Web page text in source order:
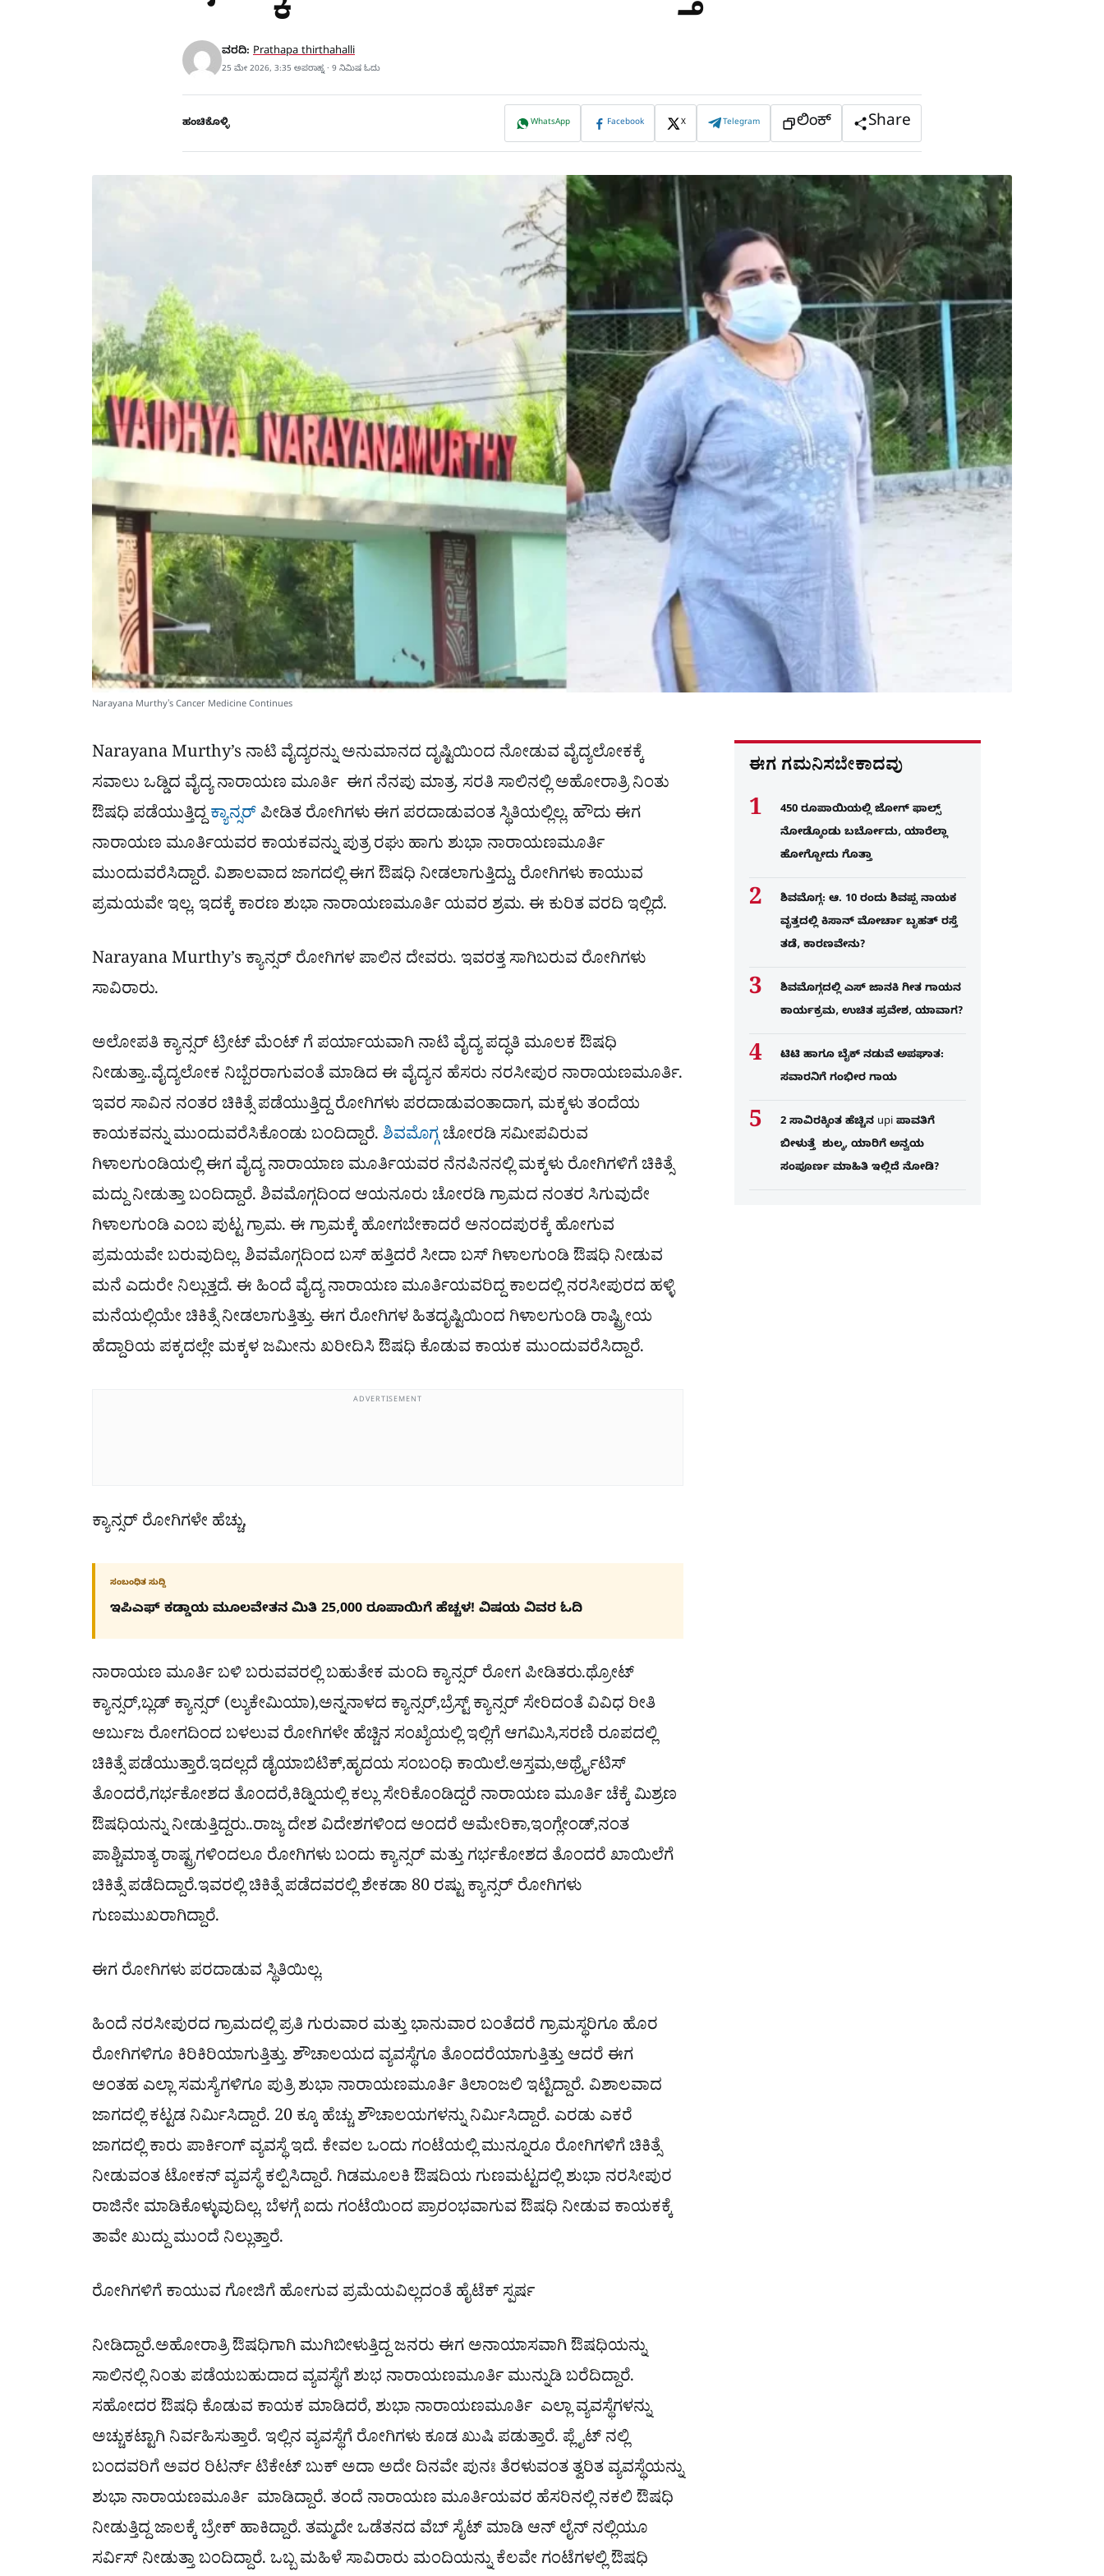
ವರದಿ: Prathapa thirthahalli
25 ಮೇ 2026, 3:35 ಅಪರಾಹ್ನ · 9 ನಿಮಿಷ ಓದು
ಹಂಚಿಕೊಳ್ಳಿ WhatsApp Facebook X Telegram ಲಿಂಕ್ Share
Narayana Murthy's Cancer Medicine Continues
Narayana Murthy’s ನಾಟಿ ವೈದ್ಯರನ್ನು ಅನುಮಾನದ ದೃಷ್ಟಿಯಿಂದ ನೋಡುವ ವೈದ್ಯಲೋಕಕ್ಕೆ
ಸವಾಲು ಒಡ್ಡಿದ ವೈದ್ಯ ನಾರಾಯಣ ಮೂರ್ತಿ ಈಗ ನೆನಪು ಮಾತ್ರ. ಸರತಿ ಸಾಲಿನಲ್ಲಿ ಅಹೋರಾತ್ರಿ ನಿಂತು
ಔಷಧಿ ಪಡೆಯುತ್ತಿದ್ದಕ್ಯಾನ್ಸರ್ಪೀಡಿತ ರೋಗಿಗಳು ಈಗ ಪರದಾಡುವಂತ ಸ್ಥಿತಿಯಲ್ಲಿಲ್ಲ. ಹೌದು ಈಗ
ನಾರಾಯಣ ಮೂರ್ತಿಯವರ ಕಾಯಕವನ್ನು ಪುತ್ರ ರಘು ಹಾಗು ಶುಭಾ ನಾರಾಯಣಮೂರ್ತಿ
ಮುಂದುವರೆಸಿದ್ದಾರೆ. ವಿಶಾಲವಾದ ಜಾಗದಲ್ಲಿ ಈಗ ಔಷಧಿ ನೀಡಲಾಗುತ್ತಿದ್ದು, ರೋಗಿಗಳು ಕಾಯುವ
ಪ್ರಮಯವೇ ಇಲ್ಲ. ಇದಕ್ಕೆ ಕಾರಣ ಶುಭಾ ನಾರಾಯಣಮೂರ್ತಿ ಯವರ ಶ್ರಮ. ಈ ಕುರಿತ ವರದಿ ಇಲ್ಲಿದೆ.
Narayana Murthy’s ಕ್ಯಾನ್ಸರ್ ರೋಗಿಗಳ ಪಾಲಿನ ದೇವರು. ಇವರತ್ತ ಸಾಗಿಬರುವ ರೋಗಿಗಳು
ಸಾವಿರಾರು.
ಅಲೋಪತಿ ಕ್ಯಾನ್ಸರ್ ಟ್ರೀಟ್ ಮೆಂಟ್ ಗೆ ಪರ್ಯಾಯವಾಗಿ ನಾಟಿ ವೈದ್ಯ ಪದ್ಧತಿ ಮೂಲಕ ಔಷಧಿ
ನೀಡುತ್ತಾ..ವೈದ್ಯಲೋಕ ನಿಬ್ಬೆರರಾಗುವಂತೆ ಮಾಡಿದ ಈ ವೈದ್ಯನ ಹೆಸರು ನರಸೀಪುರ ನಾರಾಯಣಮೂರ್ತಿ.
ಇವರ ಸಾವಿನ ನಂತರ ಚಿಕಿತ್ಸೆ ಪಡೆಯುತ್ತಿದ್ದ ರೋಗಿಗಳು ಪರದಾಡುವಂತಾದಾಗ, ಮಕ್ಕಳು ತಂದೆಯ
ಕಾಯಕವನ್ನು ಮುಂದುವರೆಸಿಕೊಂಡು ಬಂದಿದ್ದಾರೆ. ಶಿವಮೊಗ್ಗಚೋರಡಿ ಸಮೀಪವಿರುವ
ಗಿಳಾಲಗುಂಡಿಯಲ್ಲಿ ಈಗ ವೈದ್ಯ ನಾರಾಯಾಣ ಮೂರ್ತಿಯವರ ನೆನಪಿನನಲ್ಲಿ ಮಕ್ಕಳು ರೋಗಿಗಳಿಗೆ ಚಿಕಿತ್ಸೆ
ಮದ್ದು ನೀಡುತ್ತಾ ಬಂದಿದ್ದಾರೆ. ಶಿವಮೊಗ್ಗದಿಂದ ಆಯನೂರು ಚೋರಡಿ ಗ್ರಾಮದ ನಂತರ ಸಿಗುವುದೇ
ಗಿಳಾಲಗುಂಡಿ ಎಂಬ ಪುಟ್ಟ ಗ್ರಾಮ. ಈ ಗ್ರಾಮಕ್ಕೆ ಹೋಗಬೇಕಾದರೆ ಅನಂದಪುರಕ್ಕೆ ಹೋಗುವ
ಪ್ರಮಯವೇ ಬರುವುದಿಲ್ಲ. ಶಿವಮೊಗ್ಗದಿಂದ ಬಸ್ ಹತ್ತಿದರೆ ಸೀದಾ ಬಸ್ ಗಿಳಾಲಗುಂಡಿ ಔಷಧಿ ನೀಡುವ
ಮನೆ ಎದುರೇ ನಿಲ್ಲುತ್ತದೆ. ಈ ಹಿಂದೆ ವೈದ್ಯ ನಾರಾಯಣ ಮೂರ್ತಿಯವರಿದ್ದ ಕಾಲದಲ್ಲಿ ನರಸೀಪುರದ ಹಳ್ಳಿ
ಮನೆಯಲ್ಲಿಯೇ ಚಿಕಿತ್ಸೆ ನೀಡಲಾಗುತ್ತಿತ್ತು. ಈಗ ರೋಗಿಗಳ ಹಿತದೃಷ್ಟಿಯಿಂದ ಗಿಳಾಲಗುಂಡಿ ರಾಷ್ಟ್ರೀಯ
ಹೆದ್ದಾರಿಯ ಪಕ್ಕದಲ್ಲೇ ಮಕ್ಕಳ ಜಮೀನು ಖರೀದಿಸಿ ಔಷಧಿ ಕೊಡುವ ಕಾಯಕ ಮುಂದುವರೆಸಿದ್ದಾರೆ.
ADVERTISEMENT
ಕ್ಯಾನ್ಸರ್ ರೋಗಿಗಳೇ ಹೆಚ್ಚು,
ಸಂಬಂಧಿತ ಸುದ್ದಿ
ಇಪಿಎಫ್ ಕಡ್ಡಾಯ ಮೂಲವೇತನ ಮಿತಿ 25,000 ರೂಪಾಯಿಗೆ ಹೆಚ್ಚಳ! ವಿಷಯ ವಿವರ ಓದಿ
ನಾರಾಯಣ ಮೂರ್ತಿ ಬಳಿ ಬರುವವರಲ್ಲಿ ಬಹುತೇಕ ಮಂದಿ ಕ್ಯಾನ್ಸರ್ ರೋಗ ಪೀಡಿತರು.ಥ್ರೋಟ್
ಕ್ಯಾನ್ಸರ್,ಬ್ಲಡ್ ಕ್ಯಾನ್ಸರ್ (ಲ್ಯುಕೇಮಿಯಾ),ಅನ್ನನಾಳದ ಕ್ಯಾನ್ಸರ್,ಬ್ರೆಸ್ಟ್ ಕ್ಯಾನ್ಸರ್ ಸೇರಿದಂತೆ ವಿವಿಧ ರೀತಿ
ಅರ್ಬುಜ ರೋಗದಿಂದ ಬಳಲುವ ರೋಗಿಗಳೇ ಹೆಚ್ಚಿನ ಸಂಖ್ಯೆಯಲ್ಲಿ ಇಲ್ಲಿಗೆ ಆಗಮಿಸಿ,ಸರಣಿ ರೂಪದಲ್ಲಿ
ಚಿಕಿತ್ಸೆ ಪಡೆಯುತ್ತಾರೆ.ಇದಲ್ಲದೆ ಡೈಯಾಬಿಟಿಕ್,ಹೃದಯ ಸಂಬಂಧಿ ಕಾಯಿಲೆ.ಅಸ್ತಮ,ಅರ್ಥ್ರೈಟಿಸ್
ತೊಂದರೆ,ಗರ್ಭಕೋಶದ ತೊಂದರೆ,ಕಿಡ್ನಿಯಲ್ಲಿ ಕಲ್ಲು ಸೇರಿಕೊಂಡಿದ್ದರೆ ನಾರಾಯಣ ಮೂರ್ತಿ ಚೆಕ್ಕೆ ಮಿಶ್ರಣ
ಔಷಧಿಯನ್ನು ನೀಡುತ್ತಿದ್ದರು..ರಾಜ್ಯ ದೇಶ ವಿದೇಶಗಳಿಂದ ಅಂದರೆ ಅಮೇರಿಕಾ,ಇಂಗ್ಲೇಂಡ್,ನಂತ
ಪಾಶ್ಚಿಮಾತ್ಯ ರಾಷ್ಟ್ರಗಳಿಂದಲೂ ರೋಗಿಗಳು ಬಂದು ಕ್ಯಾನ್ಸರ್ ಮತ್ತು ಗರ್ಭಕೋಶದ ತೊಂದರೆ ಖಾಯಿಲೆಗೆ
ಚಿಕಿತ್ಸೆ ಪಡೆದಿದ್ದಾರೆ.ಇವರಲ್ಲಿ ಚಿಕಿತ್ಸೆ ಪಡೆದವರಲ್ಲಿ ಶೇಕಡಾ 80 ರಷ್ಟು ಕ್ಯಾನ್ಸರ್ ರೋಗಿಗಳು
ಗುಣಮುಖರಾಗಿದ್ದಾರೆ.
ಈಗ ರೋಗಿಗಳು ಪರದಾಡುವ ಸ್ಥಿತಿಯಿಲ್ಲ.
ಹಿಂದೆ ನರಸೀಪುರದ ಗ್ರಾಮದಲ್ಲಿ ಪ್ರತಿ ಗುರುವಾರ ಮತ್ತು ಭಾನುವಾರ ಬಂತೆದರೆ ಗ್ರಾಮಸ್ಥರಿಗೂ ಹೊರ
ರೋಗಿಗಳಿಗೂ ಕಿರಿಕಿರಿಯಾಗುತ್ತಿತ್ತು. ಶೌಚಾಲಯದ ವ್ಯವಸ್ಥೆಗೂ ತೊಂದರೆಯಾಗುತ್ತಿತ್ತು ಆದರೆ ಈಗ
ಅಂತಹ ಎಲ್ಲಾ ಸಮಸ್ಯೆಗಳಿಗೂ ಪುತ್ರಿ ಶುಭಾ ನಾರಾಯಣಮೂರ್ತಿ ತಿಲಾಂಜಲಿ ಇಟ್ಟಿದ್ದಾರೆ. ವಿಶಾಲವಾದ
ಜಾಗದಲ್ಲಿ ಕಟ್ಟಡ ನಿರ್ಮಿಸಿದ್ದಾರೆ. 20 ಕ್ಕೂ ಹೆಚ್ಚು ಶೌಚಾಲಯಗಳನ್ನು ನಿರ್ಮಿಸಿದ್ದಾರೆ. ಎರಡು ಎಕರೆ
ಜಾಗದಲ್ಲಿ ಕಾರು ಪಾರ್ಕಿಂಗ್ ವ್ಯವಸ್ಥೆ ಇದೆ. ಕೇವಲ ಒಂದು ಗಂಟೆಯಲ್ಲಿ ಮುನ್ನೂರೂ ರೋಗಿಗಳಿಗೆ ಚಿಕಿತ್ಸೆ
ನೀಡುವಂತ ಟೋಕನ್ ವ್ಯವಸ್ಥೆ ಕಲ್ಪಿಸಿದ್ದಾರೆ. ಗಿಡಮೂಲಕಿ ಔಷದಿಯ ಗುಣಮಟ್ಟದಲ್ಲಿ ಶುಭಾ ನರಸೀಪುರ
ರಾಜಿನೇ ಮಾಡಿಕೊಳ್ಳುವುದಿಲ್ಲ. ಬೆಳಗ್ಗೆ ಐದು ಗಂಟೆಯಿಂದ ಪ್ರಾರಂಭವಾಗುವ ಔಷಧಿ ನೀಡುವ ಕಾಯಕಕ್ಕೆ
ತಾವೇ ಖುದ್ದು ಮುಂದೆ ನಿಲ್ಲುತ್ತಾರೆ.
ರೋಗಿಗಳಿಗೆ ಕಾಯುವ ಗೋಜಿಗೆ ಹೋಗುವ ಪ್ರಮೆಯವಿಲ್ಲದಂತೆ ಹೈಟೆಕ್ ಸ್ಪರ್ಷ
ನೀಡಿದ್ದಾರೆ.ಅಹೋರಾತ್ರಿ ಔಷಧಿಗಾಗಿ ಮುಗಿಬೀಳುತ್ತಿದ್ದ ಜನರು ಈಗ ಅನಾಯಾಸವಾಗಿ ಔಷಧಿಯನ್ನು
ಸಾಲಿನಲ್ಲಿ ನಿಂತು ಪಡೆಯಬಹುದಾದ ವ್ಯವಸ್ಥೆಗೆ ಶುಭ ನಾರಾಯಣಮೂರ್ತಿ ಮುನ್ನುಡಿ ಬರೆದಿದ್ದಾರೆ.
ಸಹೋದರ ಔಷಧಿ ಕೊಡುವ ಕಾಯಕ ಮಾಡಿದರೆ, ಶುಭಾ ನಾರಾಯಣಮೂರ್ತಿ ಎಲ್ಲಾ ವ್ಯವಸ್ಥೆಗಳನ್ನು
ಅಚ್ಚುಕಟ್ಟಾಗಿ ನಿರ್ವಹಿಸುತ್ತಾರೆ. ಇಲ್ಲಿನ ವ್ಯವಸ್ಥೆಗೆ ರೋಗಿಗಳು ಕೂಡ ಖುಷಿ ಪಡುತ್ತಾರೆ. ಪ್ಲೈಟ್ ನಲ್ಲಿ
ಬಂದವರಿಗೆ ಅವರ ರಿಟರ್ನ್ ಟಿಕೇಟ್ ಬುಕ್ ಅದಾ ಅದೇ ದಿನವೇ ಪುನಃ ತೆರಳುವಂತ ತ್ವರಿತ ವ್ಯವಸ್ಥೆಯನ್ನು
ಶುಭಾ ನಾರಾಯಣಮೂರ್ತಿ ಮಾಡಿದ್ದಾರೆ. ತಂದೆ ನಾರಾಯಣ ಮೂರ್ತಿಯವರ ಹೆಸರಿನಲ್ಲಿ ನಕಲಿ ಔಷಧಿ
ನೀಡುತ್ತಿದ್ದ ಜಾಲಕ್ಕೆ ಬ್ರೇಕ್ ಹಾಕಿದ್ದಾರೆ. ತಮ್ಮದೇ ಒಡೆತನದ ವೆಬ್ ಸೈಟ್ ಮಾಡಿ ಆನ್ ಲೈನ್ ನಲ್ಲಿಯೂ
ಸರ್ವಿಸ್ ನೀಡುತ್ತಾ ಬಂದಿದ್ದಾರೆ. ಒಬ್ಬ ಮಹಿಳೆ ಸಾವಿರಾರು ಮಂದಿಯನ್ನು ಕೆಲವೇ ಗಂಟೆಗಳಲ್ಲಿ ಔಷಧಿ
ಈಗ ಗಮನಿಸಬೇಕಾದವು
450 ರೂಪಾಯಿಯಲ್ಲಿ ಜೋಗ್​ ಫಾಲ್ಸ್​
ನೋಡ್ಕೊಂಡು ಬರ್ಬೋದು, ಯಾರೆಲ್ಲಾ
ಹೋಗ್ಬೋದು ಗೊತ್ತಾ
ಶಿವಮೊಗ್ಗ: ಆ. 10 ರಂದು ಶಿವಪ್ಪ ನಾಯಕ
ವೃತ್ತದಲ್ಲಿ ಕಿಸಾನ್ ಮೋರ್ಚಾ ಬೃಹತ್ ರಸ್ತೆ
ತಡೆ, ಕಾರಣವೇನು?
ಶಿವಮೊಗ್ಗದಲ್ಲಿ ಎಸ್​ ಜಾನಕಿ ಗೀತ ಗಾಯನ
ಕಾರ್ಯಕ್ರಮ, ಉಚಿತ ಪ್ರವೇಶ, ಯಾವಾಗ?
ಟಿಟಿ ಹಾಗೂ ಬೈಕ್ ನಡುವೆ ಅಪಘಾತ:
ಸವಾರನಿಗೆ ಗಂಭೀರ ಗಾಯ
2 ಸಾವಿರಕ್ಕಿಂತ ಹೆಚ್ಚಿನ upi ಪಾವತಿಗೆ
ಬೀಳುತ್ತೆ ಶುಲ್ಕ, ಯಾರಿಗೆ ಅನ್ವಯ
ಸಂಪೂರ್ಣ ಮಾಹಿತಿ ಇಲ್ಲಿದೆ ನೋಡಿ?